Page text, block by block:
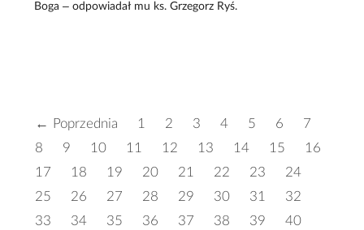
Boga – odpowiadał mu ks. Grzegorz Ryś.
← Poprzednia 1 2 3 4 5 6
7
8
9 10 11 12 13 14 15
16
17
18 19 20 21 22 23
24
25
26 27 28 29 30 31
32
33
34 35 36 37 38 39
40